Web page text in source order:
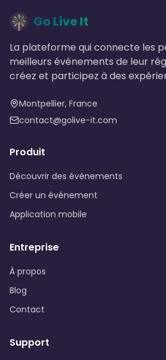
Go Live It
La plateforme qui connecte les
meilleurs événements de leur
créez et participez à des
Montpellier, France
contact@golive-it.com
Produit
Découvrir des événements
Créer un événement
Application mobile
Entreprise
À propos
Blog
Contact
Support